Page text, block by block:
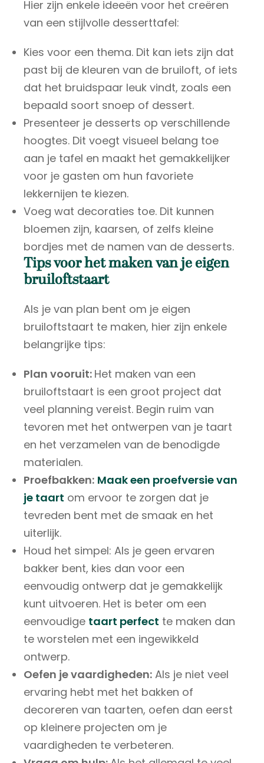
Hier zijn enkele ideeën voor het creëren
van een stijlvolle desserttafel:
Kies voor een thema. Dit kan iets zijn dat
past bij de kleuren van de bruiloft, of iets
dat het bruidspaar leuk vindt, zoals een
bepaald soort snoep of dessert.
Presenteer je desserts op verschillende
hoogtes. Dit voegt visueel belang toe
aan je tafel en maakt het gemakkelijker
voor je gasten om hun favoriete
lekkernijen te kiezen.
Voeg wat decoraties toe. Dit kunnen
bloemen zijn, kaarsen, of zelfs kleine
bordjes met de namen van de desserts.
Tips voor het maken van je eigen
bruiloftstaart
Als je van plan bent om je eigen
bruiloftstaart te maken, hier zijn enkele
belangrijke tips:
Plan vooruit: Het maken van een
bruiloftstaart is een groot project dat
veel planning vereist. Begin ruim van
tevoren met het ontwerpen van je taart
en het verzamelen van de benodigde
materialen.
Proefbakken: Maak een proefversie van
je taart om ervoor te zorgen dat je
tevreden bent met de smaak en het
uiterlijk.
Houd het simpel: Als je geen ervaren
bakker bent, kies dan voor een
eenvoudig ontwerp dat je gemakkelijk
kunt uitvoeren. Het is beter om een
eenvoudige taart perfect te maken dan
te worstelen met een ingewikkeld
ontwerp.
Oefen je vaardigheden: Als je niet veel
ervaring hebt met het bakken of
decoreren van taarten, oefen dan eerst
op kleinere projecten om je
vaardigheden te verbeteren.